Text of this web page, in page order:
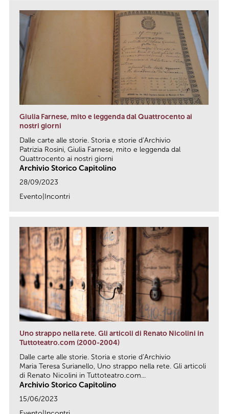
Giulia Farnese, mito e leggenda dal Quattrocento ai
nostri giorni
Dalle carte alle storie. Storia e storie d’Archivio
Patrizia Rosini, Giulia Farnese, mito e leggenda dal
Quattrocento ai nostri giorni
Archivio Storico Capitolino
28/09/2023
Evento|Incontri
Uno strappo nella rete. Gli articoli di Renato Nicolini in
Tuttoteatro.com (2000-2004)
Dalle carte alle storie. Storia e storie d’Archivio
Maria Teresa Surianello, Uno strappo nella rete. Gli articoli
di Renato Nicolini in Tuttoteatro.com...
Archivio Storico Capitolino
15/06/2023